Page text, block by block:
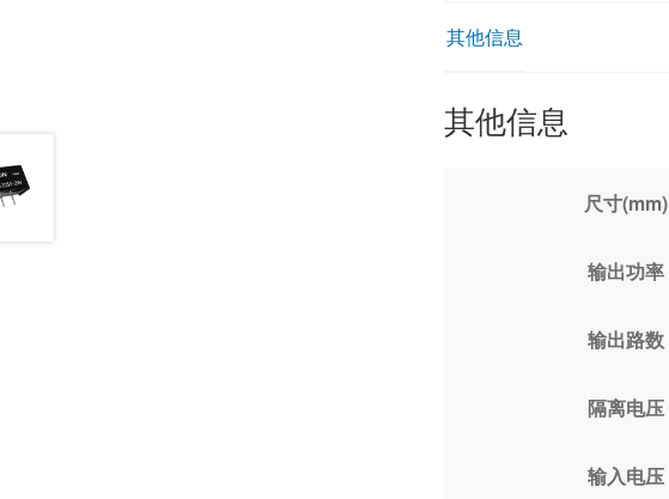
其他信息
其他信息
尺寸(mm)
输出功率
输出路数
隔离电压
输入电压